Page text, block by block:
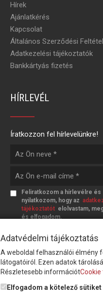
Hírek
Ajánlatkérés
Kapcsolat
Általános Szerződési
Adatkezelési tájékoztatók
Bankkártyás fizetés
HÍRLEVÉL
Íratkozzon fel hírlevelünkre!
Feliratkozom a hírlevélre és
nyilatkozom, hogy az
tájékoztatót elolvastam,
és elfogadom.
© Copyright Triász-Tömlő
fenntartva!
Adatvédelmi tájékoztatás
A weboldal felhasználói élmény
látogatóiról. Ezen adatok
Részletesebb információt
Elfogadom a kötelező sütiket